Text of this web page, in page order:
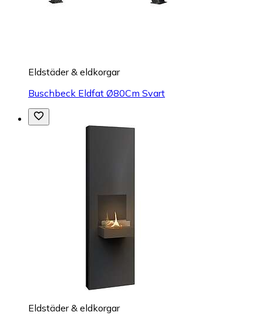
Eldstäder & eldkorgar
Buschbeck Eldfat Ø80Cm Svart
Eldstäder & eldkorgar